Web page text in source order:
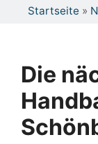
Startseite »
Die